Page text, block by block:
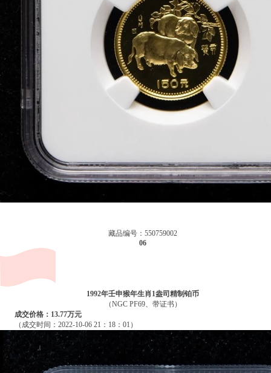
藏品编号：550759002
06
1992年壬申猴年生肖1盎司精制铂币
（NGC PF69、带证书）
成交价格：13.77万元
（成交时间：2022-10-06 21：18：01）